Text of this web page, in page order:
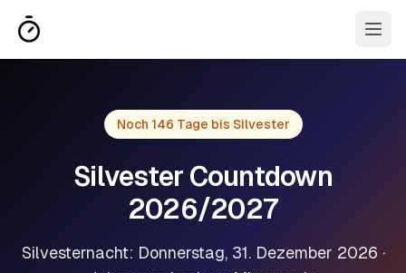
Noch 146 Tage bis Silvester
Silvester Countdown
2026/2027
Silvesternacht: Donnerstag, 31. Dezember 2026 ·